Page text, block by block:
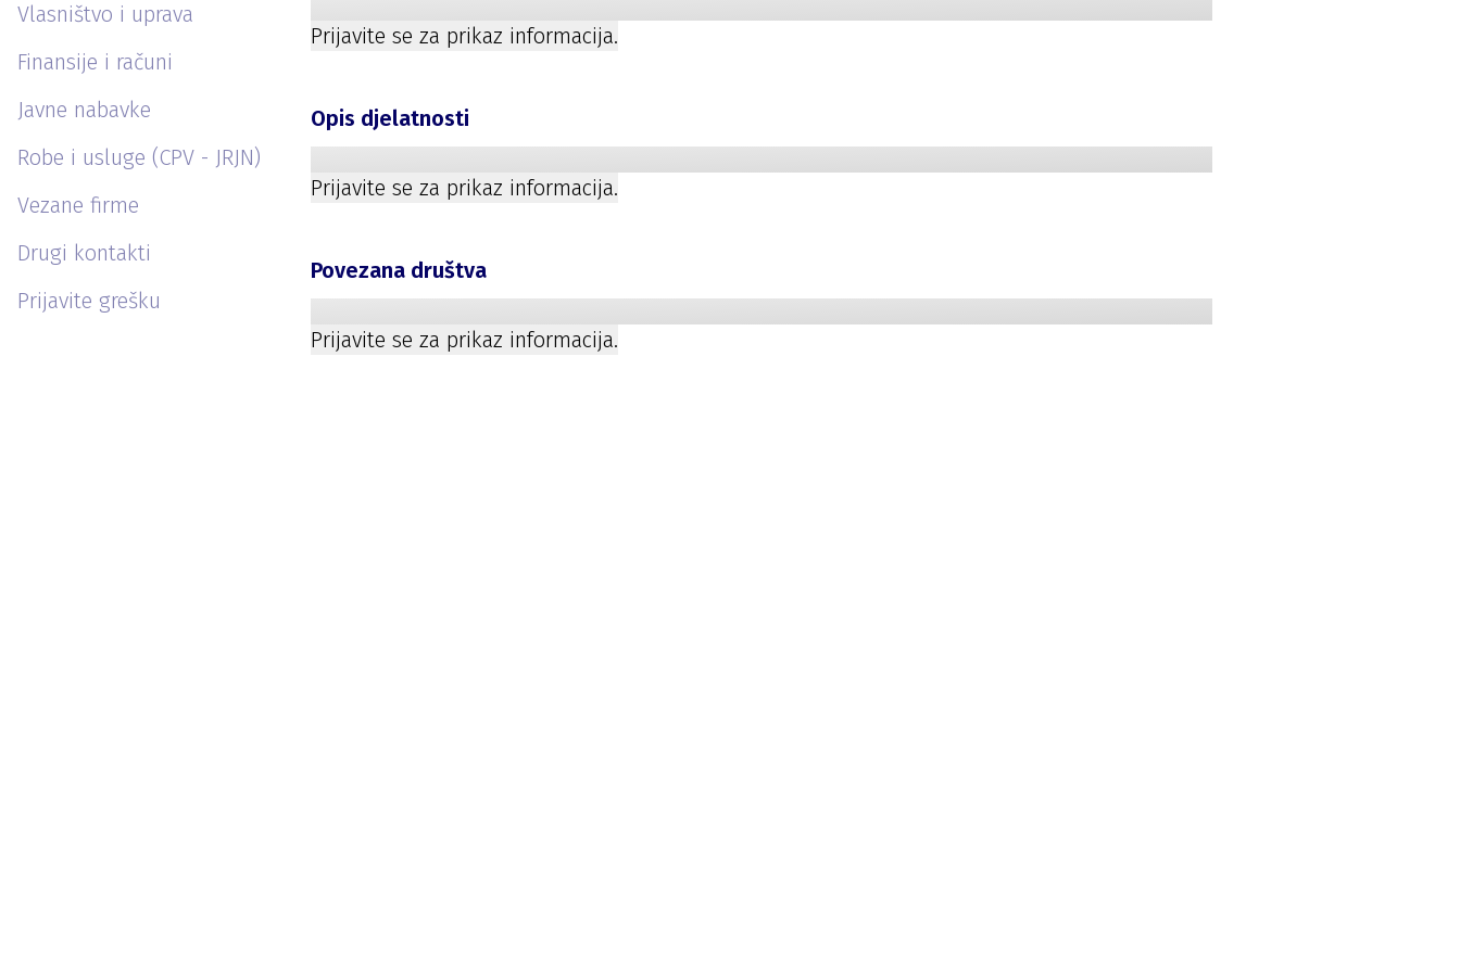
Vlasništvo i uprava
Finansije i računi
Javne nabavke
Robe i usluge (CPV - JRJN)
Vezane firme
Drugi kontakti
Prijavite grešku
Prijavite se za prikaz informacija.
Opis djelatnosti
Prijavite se za prikaz informacija.
Povezana društva
Prijavite se za prikaz informacija.